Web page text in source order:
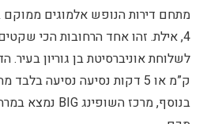
מתחם דירות הנופש אלמוגים
4, אילת. זהו אחד הרחובות הכי
ק”מ או 5 דקות נסיעה נסיעה